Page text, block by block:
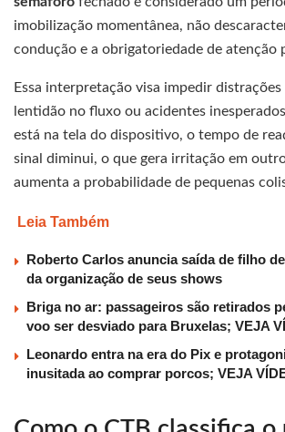
imobilização momentânea, não
condução e a obrigatoriedade de atenção
Essa interpretação visa impedir distrações
lentidão no fluxo ou acidentes
está na tela do dispositivo, o tempo de
sinal diminui, o que gera irritação em
aumenta a probabilidade de pequenas
Leia Também
Roberto Carlos anuncia saída de filho
da organização de seus shows
Briga no ar: passageiros são retirados
voo ser desviado para Bruxelas; VEJA
Leonardo entra na era do Pix e
inusitada ao comprar porcos; VEJA